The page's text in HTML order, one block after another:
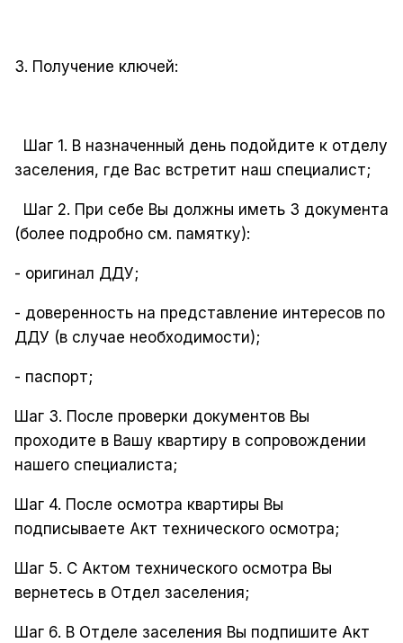
3. Получение ключей:
Шаг 1. В назначенный день подойдите к отделу
заселения, где Вас встретит наш специалист;
Шаг 2. При себе Вы должны иметь 3 документа
(более подробно см. памятку):
- оригинал ДДУ;
- доверенность на представление интересов по
ДДУ (в случае необходимости);
- паспорт;
Шаг 3. После проверки документов Вы
проходите в Вашу квартиру в сопровождении
нашего специалиста;
Шаг 4. После осмотра квартиры Вы
подписываете Акт технического осмотра;
Шаг 5. С Актом технического осмотра Вы
вернетесь в Отдел заселения;
Шаг 6. В Отделе заселения Вы подпишите Акт